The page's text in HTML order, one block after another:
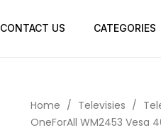
CONTACT US CATEGORIES
Home / Televisies /
OneForAll WM2453 Vesa